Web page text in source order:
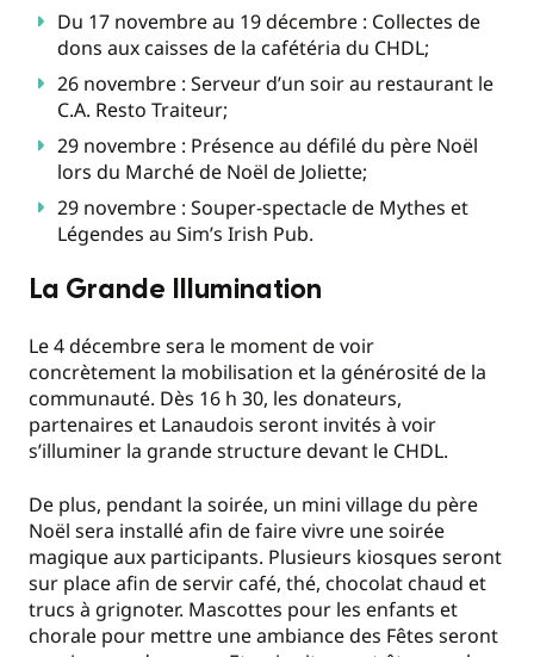
Du 17 novembre au 19 décembre : Collectes de
dons aux caisses de la cafétéria du CHDL;
26 novembre : Serveur d’un soir au restaurant le
C.A. Resto Traiteur;
29 novembre : Présence au défilé du père Noël
lors du Marché de Noël de Joliette;
29 novembre : Souper-spectacle de Mythes et
Légendes au Sim’s Irish Pub.
La Grande Illumination
Le 4 décembre sera le moment de voir
concrètement la mobilisation et la générosité de la
communauté. Dès 16 h 30, les donateurs,
partenaires et Lanaudois seront invités à voir
s’illuminer la grande structure devant le CHDL.
De plus, pendant la soirée, un mini village du père
Noël sera installé afin de faire vivre une soirée
magique aux participants. Plusieurs kiosques seront
sur place afin de servir café, thé, chocolat chaud et
trucs à grignoter. Mascottes pour les enfants et
chorale pour mettre une ambiance des Fêtes seront